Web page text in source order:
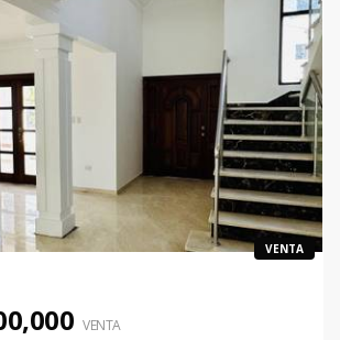
VENTA
VENTA